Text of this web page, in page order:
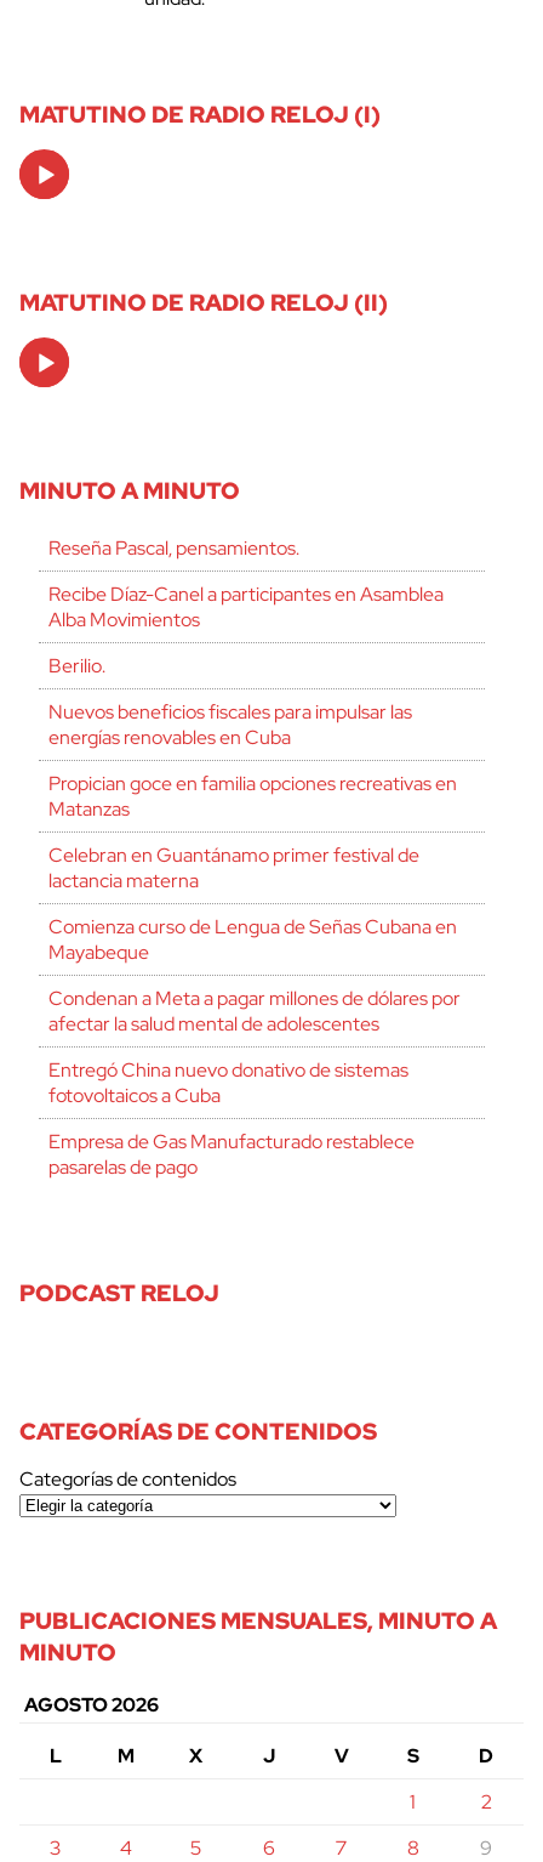
MATUTINO DE RADIO RELOJ (I)
Audio
Player
MATUTINO DE RADIO RELOJ (II)
Audio
Player
MINUTO A MINUTO
Reseña Pascal, pensamientos.
Recibe Díaz-Canel a participantes en Asamblea
Alba Movimientos
Berilio.
Nuevos beneficios fiscales para impulsar las
energías renovables en Cuba
Propician goce en familia opciones recreativas en
Matanzas
Celebran en Guantánamo primer festival de
lactancia materna
Comienza curso de Lengua de Señas Cubana en
Mayabeque
Condenan a Meta a pagar millones de dólares por
afectar la salud mental de adolescentes
Entregó China nuevo donativo de sistemas
fotovoltaicos a Cuba
Empresa de Gas Manufacturado restablece
pasarelas de pago
PODCAST RELOJ
CATEGORÍAS DE CONTENIDOS
Categorías de contenidos
PUBLICACIONES MENSUALES, MINUTO A
MINUTO
AGOSTO 2026
L
M X J V S
D
1
2
3
4 5 6 7 8
9